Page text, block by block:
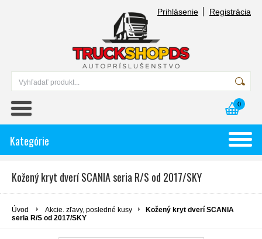
Prihlásenie Registrácia
0
Kategórie
Kožený kryt dverí SCANIA seria R/S od 2017/SKY
Úvod Akcie. zľavy, posledné kusy
Kožený kryt dverí SCANIA
seria R/S od 2017/SKY